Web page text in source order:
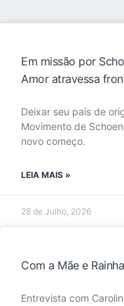
Em missão por
Amor atravessa
Deixar seu país de
Movimento de
novo começo.
LEIA MAIS »
28 de Julho, 2026
Com a Mãe e
Entrevista com